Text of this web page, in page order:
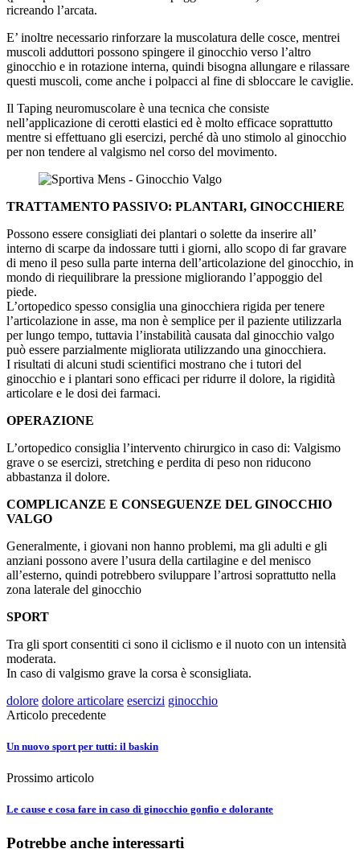
ricreando l’arcata.
E’ inoltre necessario rinforzare la muscolatura delle cosce, mentrei
muscoli adduttori possono spingere il ginocchio verso l’altro
ginocchio e in rotazione interna, quindi bisogna allungare e rilassare
questi muscoli, come anche i polpacci al fine di sbloccare le caviglie.
Il Taping neuromuscolare è una tecnica che consiste
nell’applicazione di cerotti elastici ed è molto efficace soprattutto
mentre si effettuano gli esercizi, perché dà uno stimolo al ginocchio
per non tendere al valgismo nel corso del movimento.
TRATTAMENTO PASSIVO: PLANTARI, GINOCCHIERE
Possono essere consigliati dei plantari o solette da inserire all’
interno di scarpe da indossare tutti i giorni, allo scopo di far gravare
di meno il peso sulla parte interna dell’articolazione del ginocchio, in
mondo di riequilibrare la pressione migliorando l’appoggio del
piede.
L’ortopedico spesso consiglia una ginocchiera rigida per tenere
l’articolazione in asse, ma non è semplice per il paziente utilizzarla
per lungo tempo, tuttavia l’instabilità causata dal ginocchio valgo
può essere parzialmente migliorata utilizzando una ginocchiera.
I risultati di alcuni studi scientifici mostrano che i tutori del
ginocchio e i plantari sono efficaci per ridurre il dolore, la rigidità
articolare e le dosi dei farmaci.
OPERAZIONE
L’ortopedico consiglia l’intervento chirurgico in caso di: Valgismo
grave o se esercizi, stretching e perdita di peso non riducono
abbastanza il dolore.
COMPLICANZE E CONSEGUENZE DEL GINOCCHIO
VALGO
Generalmente, i giovani non hanno problemi, ma gli adulti e gli
anziani possono avere l’usura della cartilagine e del menisco
all’esterno, quindi potrebbero sviluppare l’artrosi soprattutto nella
zona laterale del ginocchio
SPORT
Tra gli sport consentiti ci sono il ciclismo e il nuoto con un intensità
moderata.
In caso di valgismo grave la corsa è sconsigliata.
dolore dolore articolare esercizi ginocchio
Articolo precedente
Un nuovo sport per tutti: il baskin
Prossimo articolo
Le cause e cosa fare in caso di ginocchio gonfio e dolorante
Potrebbe anche interessarti